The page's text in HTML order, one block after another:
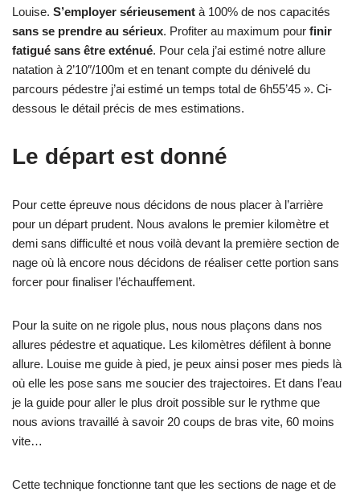
Louise. S’employer sérieusement à 100% de nos capacités
sans se prendre au sérieux. Profiter au maximum pour finir
fatigué sans être exténué. Pour cela j’ai estimé notre allure
natation à 2’10″/100m et en tenant compte du dénivelé du
parcours pédestre j’ai estimé un temps total de 6h55’45 ». Ci-
dessous le détail précis de mes estimations.
Le départ est donné
Pour cette épreuve nous décidons de nous placer à l’arrière
pour un départ prudent. Nous avalons le premier kilomètre et
demi sans difficulté et nous voilà devant la première section de
nage où là encore nous décidons de réaliser cette portion sans
forcer pour finaliser l’échauffement.
Pour la suite on ne rigole plus, nous nous plaçons dans nos
allures pédestre et aquatique. Les kilomètres défilent à bonne
allure. Louise me guide à pied, je peux ainsi poser mes pieds là
où elle les pose sans me soucier des trajectoires. Et dans l’eau
je la guide pour aller le plus droit possible sur le rythme que
nous avions travaillé à savoir 20 coups de bras vite, 60 moins
vite…
Cette technique fonctionne tant que les sections de nage et de